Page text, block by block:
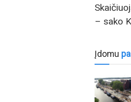
– sako
Įdomu